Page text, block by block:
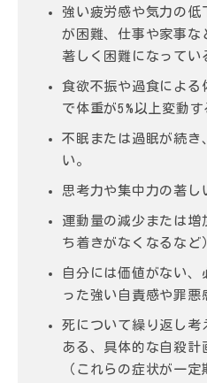
強い疲労感や気力の低
が困難、仕事や家事な
著しく困難になってい
食欲不振や過食による
で体重が5%以上変動す
不眠または過眠が続き
い。
思考力や集中力の著し
運動量の減少または増
ち着きがなくなるなど
自分には価値がない、
った強い自責感や罪悪
死について繰り返し考
ある、具体的な自殺計
（これらの症状が一